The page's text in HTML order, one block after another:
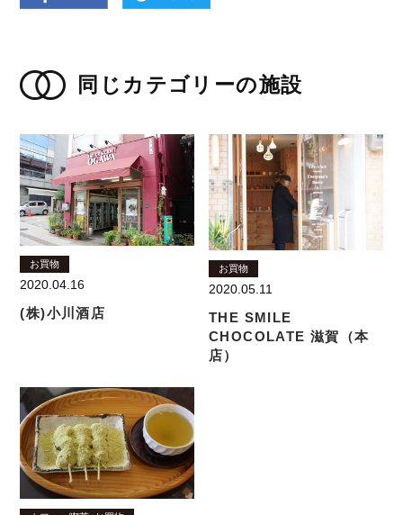
同じカテゴリーの施設
お買物
2020.04.16
(株)小川酒店
お買物
2020.05.11
THE SMILE
CHOCOLATE 滋賀（本
店）